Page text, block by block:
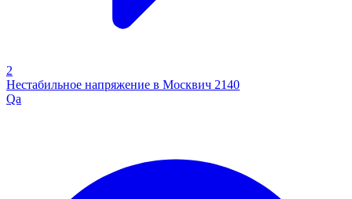
2
Нестабильное напряжение в Москвич 2140
Qa